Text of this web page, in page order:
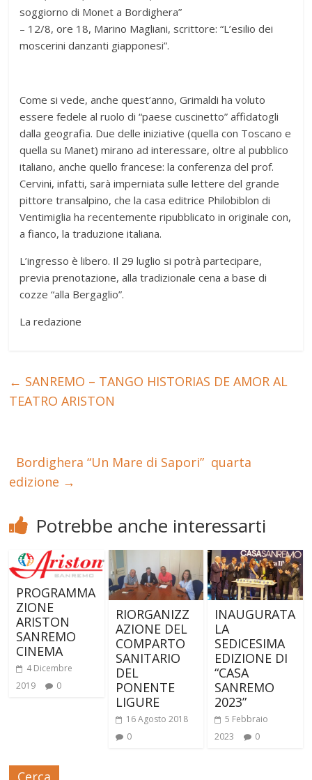
soggiorno di Monet a Bordighera”
– 12/8, ore 18, Marino Magliani, scrittore: “L’esilio dei
moscerini danzanti giapponesi”.
Come si vede, anche quest’anno, Grimaldi ha voluto
essere fedele al ruolo di “paese cuscinetto” affidatogli
dalla geografia. Due delle iniziative (quella con Toscano e
quella su Manet) mirano ad interessare, oltre al pubblico
italiano, anche quello francese: la conferenza del prof.
Cervini, infatti, sarà imperniata sulle lettere del grande
pittore transalpino, che la casa editrice Philobiblon di
Ventimiglia ha recentemente ripubblicato in originale con,
a fianco, la traduzione italiana.
L’ingresso è libero. Il 29 luglio si potrà partecipare,
previa prenotazione, alla tradizionale cena a base di
cozze “alla Bergaglio”.
La redazione
← SANREMO – TANGO HISTORIAS DE AMOR AL
TEATRO ARISTON
Bordighera “Un Mare di Sapori” quarta
edizione →
Potrebbe anche interessarti
PROGRAMMA
ZIONE
ARISTON
SANREMO
CINEMA
4 Dicembre
2019
0
RIORGANIZZ
AZIONE DEL
COMPARTO
SANITARIO
DEL
PONENTE
LIGURE
16 Agosto 2018
0
INAUGURATA
LA
SEDICESIMA
EDIZIONE DI
“CASA
SANREMO
2023”
5 Febbraio
2023
0
Cerca